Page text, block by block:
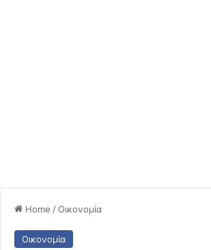
Home /Οικονομία
Οικονομία